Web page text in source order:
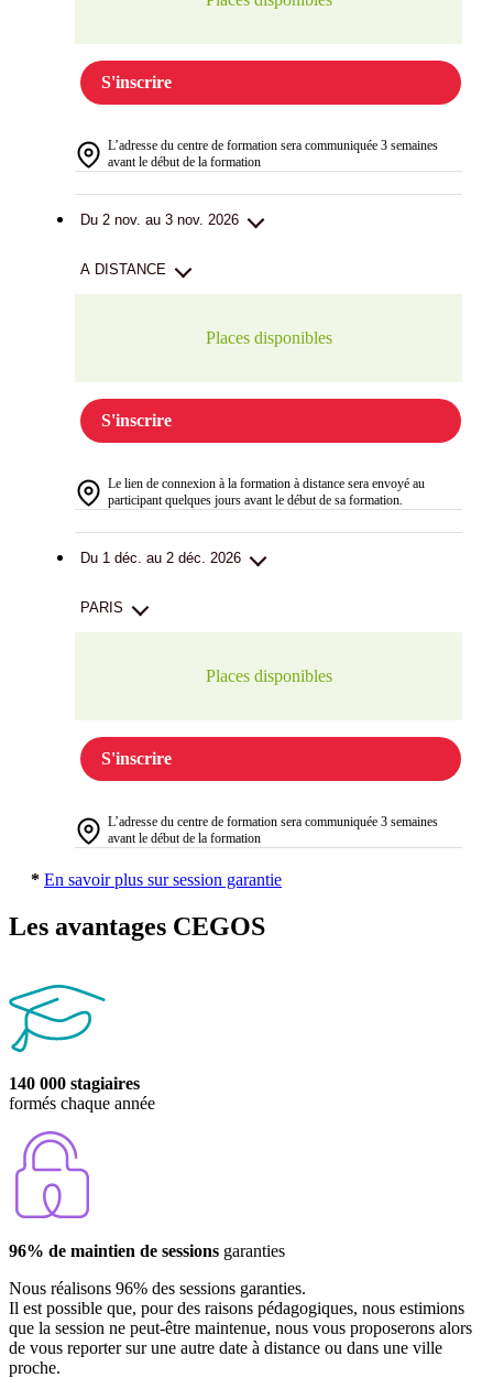
S'inscrire
L’adresse du centre de formation sera communiquée 3 semaines
avant le début de la formation
Du 2 nov. au 3 nov. 2026
A DISTANCE
Places disponibles
S'inscrire
Le lien de connexion à la formation à distance sera envoyé au
participant quelques jours avant le début de sa formation.
Du 1 déc. au 2 déc. 2026
PARIS
Places disponibles
S'inscrire
L’adresse du centre de formation sera communiquée 3 semaines
avant le début de la formation
* En savoir plus sur session garantie
Les avantages CEGOS
140 000 stagiaires
formés chaque année
96% de maintien de sessions garanties
Nous réalisons 96% des sessions garanties.
Il est possible que, pour des raisons pédagogiques, nous estimions
que la session ne peut-être maintenue, nous vous proposerons alors
de vous reporter sur une autre date à distance ou dans une ville
proche.